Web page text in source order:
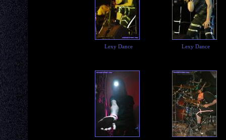
Lexy Dance Lexy Dance